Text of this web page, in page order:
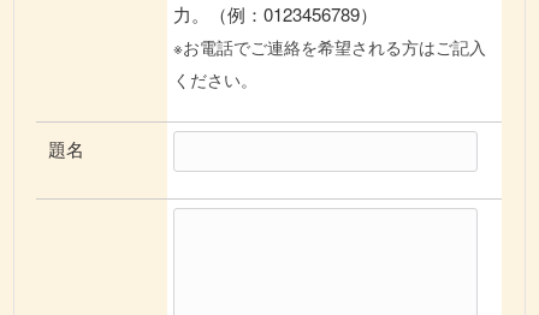
力。（例：0123456789）
※お電話でご連絡を希望される方はご記入
ください。
題名